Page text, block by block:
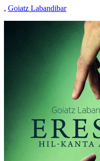
, Goiatz Labandibar